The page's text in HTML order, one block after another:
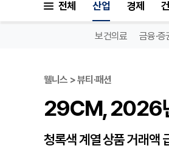
전체 산업 경제
보건의료 금융·증
웰니스 > 뷰티·패션
29CM, 2026
청록색 계열 상품 거래액